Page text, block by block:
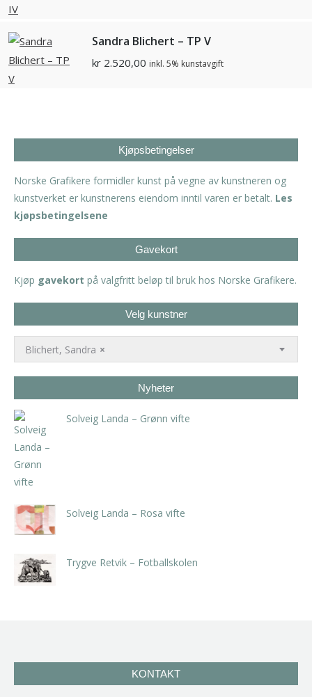
Sandra Blichert – TP V
kr 2.520,00 inkl. 5% kunstavgift
Kjøpsbetingelser
Norske Grafikere formidler kunst på vegne av kunstneren og
kunstverket er kunstnerens eiendom inntil varen er betalt. Les
kjøpsbetingelsene
Gavekort
Kjøp gavekort på valgfritt beløp til bruk hos Norske Grafikere.
Velg kunstner
×
Blichert, Sandra
Nyheter
Solveig Landa – Grønn vifte
Solveig Landa – Rosa vifte
Trygve Retvik – Fotballskolen
KONTAKT